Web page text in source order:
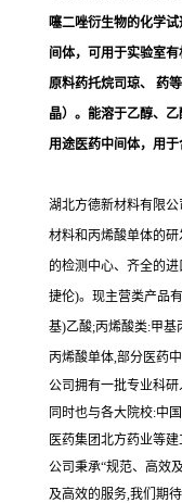
噻二唑衍生物的化学
间体，可用于实验室
原料药托烷司琼、 药
晶）。能溶于乙醇、
用途医药中间体，用
湖北方德新材料有限
材料和丙烯酸单体的
的检测中心、齐全的
捷伦)。现主营类产品
基)乙酸;丙烯酸类:甲
丙烯酸单体,部分医药
公司拥有一批专业科
同时也与各大院校:中
医药集团北方药业等
公司秉承“规范、高效
及高效的服务,我们期